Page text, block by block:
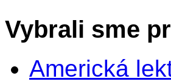
Vybrali sme
Americká